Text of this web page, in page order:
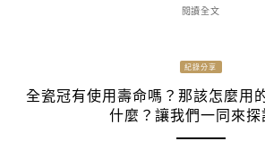
閱讀全文
紀錄分享
全瓷冠有使用壽命嗎？那該怎麼用
什麼？讓我們一同來探